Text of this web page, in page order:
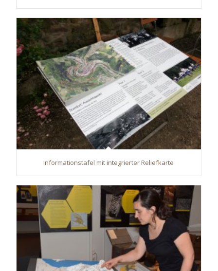
Informationstafel mit integrierter Reliefkarte